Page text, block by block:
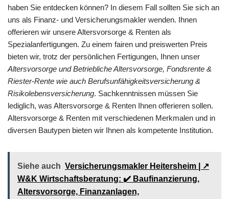
haben Sie entdecken können? In diesem Fall sollten Sie sich an
uns als Finanz- und Versicherungsmakler wenden. Ihnen
offerieren wir unsere Altersvorsorge & Renten als
Spezialanfertigungen. Zu einem fairen und preiswerten Preis
bieten wir, trotz der persönlichen Fertigungen, Ihnen unser
Altersvorsorge und Betriebliche Altersvorsorge, Fondsrente &
Riester-Rente wie auch Berufsunfähigkeitsversicherung &
Risikolebensversicherung. Sachkenntnissen müssen Sie
lediglich, was Altersvorsorge & Renten Ihnen offerieren sollen.
Altersvorsorge & Renten mit verschiedenen Merkmalen und in
diversen Bautypen bieten wir Ihnen als kompetente Institution.
Siehe auch Versicherungsmakler Heitersheim | ↗️
W&K Wirtschaftsberatung: ✔️ Baufinanzierung,
Altersvorsorge, Finanzanlagen,